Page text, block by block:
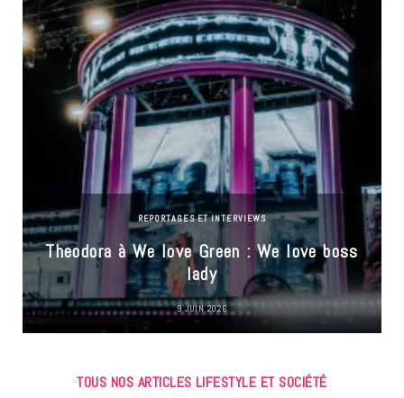
REPORTAGES ET INTERVIEWS
Theodora à We love Green : We love boss
lady
9 JUIN 2026
TOUS NOS ARTICLES LIFESTYLE ET SOCIÉTÉ